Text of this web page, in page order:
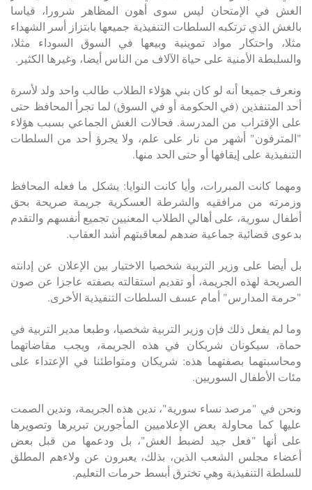
الغش في الإمتحان ليس سوى أهون المظاهر شرورا، قياسا
بالغش الذي ترتكبه السلطات التنفيذية جميعها بابتزاز أسر الشهداء
مثلا، واحتكار مواد تموينية وبيعها في السوق السوداء مثلا،
والسلبطة الأمنية على حياة الآلاف من الناس أيضا، وغيرها الكثير.
ونعرف جميعا أنه لو كان بني هؤلاء الطلاب طالب واحد ولد لأسرة
أحد المتنفذين (في الحكومة أو في السوق) لما تجرأ المحافظ حتى
على الإقتراب من المدرسة. فحالات الغش الجماعي بسبب هؤلاء
"المترفون" أشهر من نار على علم، ولا يجرؤ أحد من السلطات
التنفيذية على إيقافها أو حتى الحد منها.
ومهما كانت المبررات، وأيا كانت النوايا: يشكل ما فعله المحافظ
وزمرته من مرافقيه والشرطة العسكرية جريمة صريحة بحق
أطفال سورية، على أهالي الطلاب المعنيين تجميع أنفسهم والتقدم
بدعوى قضائية جماعية ضدهم لمعاقبتهم أشد العقاب.
بل أيضا على وزير التربية شخصيا الاختيار بين الإعلان عن إدانته
الصريحة لهذه الجريمة، أو تقديم استقالته بصفته عاجزا عن صون
"حرمة المدارس" أمام عسف السلطات التنفيذية الأخرى.
وما لم يفعل ذلك فإن وزير التربية شخصيا، وطبعا مدير التربية في
حماة، سيكونان شريكان في هذه الجريمة، ويجب مقاضاتهما
ومحاسبتهما بصفتهما هذه: شريكان ومتواطئنا في الإعتداء على
مئات الأطفال السوريين.
ونحن في "مرصد نساء سورية"، ندين هذه الجريمة، وندين الصمت
عليها كما محاولة بعض الإعلاميين المأجورين تبريرها وتصويرها
على أنها "فعل جيد لضبط الغش"، بل ودعمها من قبل بعض
أعضاء مجلس الشعب الذين، بذلك، يعبرون عن ولاءهم المطلق
للسلطة التنفيذية وهي تخترق أبسط حرمات التعليم.